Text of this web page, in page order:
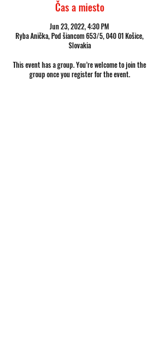
Čas a miesto
Jun 23, 2022, 4:30 PM
Ryba Anička, Pod šiancom 653/5, 040 01 Košice,
Slovakia
This event has a group. You’re welcome to join the
group once you register for the event.